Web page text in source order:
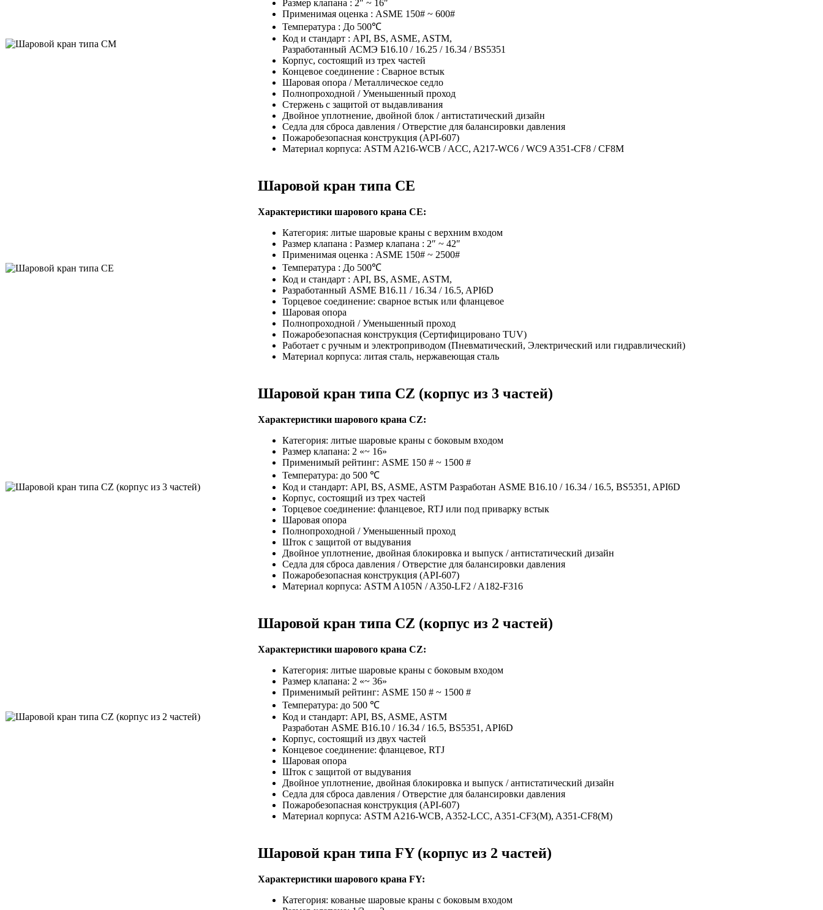
Размер клапана : 2″ ~ 16″
Применимая оценка : ASME 150# ~ 600#
Температура : До 500℃
Код и стандарт : API, BS, ASME, ASTM,
Разработанный АСМЭ Б16.10 / 16.25 / 16.34 / BS5351
Корпус, состоящий из трех частей
Концевое соединение : Сварное встык
Шаровая опора / Металлическое седло
Полнопроходной / Уменьшенный проход
Стержень с защитой от выдавливания
Двойное уплотнение, двойной блок / антистатический дизайн
Седла для сброса давления / Отверстие для балансировки давления
Пожаробезопасная конструкция (API-607)
Материал корпуса: ASTM A216-WCB / ACC, A217-WC6 / WC9 A351-CF8 / CF8M
Шаровой кран типа CE
Характеристики шарового крана CE:
Категория: литые шаровые краны с верхним входом
Размер клапана : Размер клапана : 2″ ~ 42″
Применимая оценка : ASME 150# ~ 2500#
Температура : До 500℃
Код и стандарт : API, BS, ASME, ASTM,
Разработанный ASME B16.11 / 16.34 / 16.5, API6D
Торцевое соединение: сварное встык или фланцевое
Шаровая опора
Полнопроходной / Уменьшенный проход
Пожаробезопасная конструкция (Сертифицировано TUV)
Работает с ручным и электроприводом (Пневматический, Электрический или гидравлический)
Материал корпуса: литая сталь, нержавеющая сталь
Шаровой кран типа CZ (корпус из 3 частей)
Характеристики шарового крана CZ:
Категория: литые шаровые краны с боковым входом
Размер клапана: 2 «~ 16»
Применимый рейтинг: ASME 150 # ~ 1500 #
Температура: до 500 ℃
Код и стандарт: API, BS, ASME, ASTM Разработан ASME B16.10 / 16.34 / 16.5, BS5351, API6D
Корпус, состоящий из трех частей
Торцевое соединение: фланцевое, RTJ или под приварку встык
Шаровая опора
Полнопроходной / Уменьшенный проход
Шток с защитой от выдувания
Двойное уплотнение, двойная блокировка и выпуск / антистатический дизайн
Седла для сброса давления / Отверстие для балансировки давления
Пожаробезопасная конструкция (API-607)
Материал корпуса: ASTM A105N / A350-LF2 / A182-F316
Шаровой кран типа CZ (корпус из 2 частей)
Характеристики шарового крана CZ:
Категория: литые шаровые краны с боковым входом
Размер клапана: 2 «~ 36»
Применимый рейтинг: ASME 150 # ~ 1500 #
Температура: до 500 ℃
Код и стандарт: API, BS, ASME, ASTM
Разработан ASME B16.10 / 16.34 / 16.5, BS5351, API6D
Корпус, состоящий из двух частей
Концевое соединение: фланцевое, RTJ
Шаровая опора
Шток с защитой от выдувания
Двойное уплотнение, двойная блокировка и выпуск / антистатический дизайн
Седла для сброса давления / Отверстие для балансировки давления
Пожаробезопасная конструкция (API-607)
Материал корпуса: ASTM A216-WCB, A352-LCC, A351-CF3(M), A351-CF8(M)
Шаровой кран типа FY (корпус из 2 частей)
Характеристики шарового крана FY:
Категория: кованые шаровые краны с боковым входом